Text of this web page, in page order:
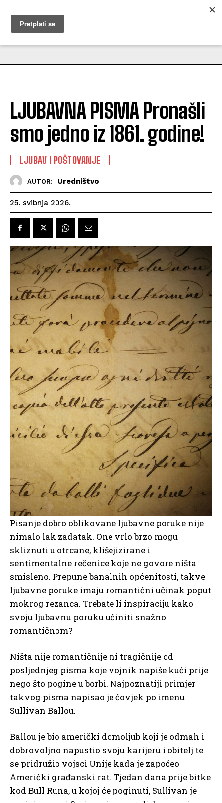
MUŽEVNI BUDITE
LJUBAVNA PISMA Pronašli
smo jedno iz 1861. godine!
LJUBAV I POŠTOVANJE
AUTOR: Uredništvo
25. svibnja 2026.
Pisanje dobro oblikovane ljubavne poruke nije
nimalo lak zadatak. One vrlo brzo mogu
skliznuti u otrcane, klišejizirane i
sentimentalne rečenice koje ne govore ništa
smisleno. Prepune banalnih općenitosti, takve
ljubavne poruke imaju romantični učinak poput
mokrog rezanca. Trebate li inspiraciju kako
svoju ljubavnu poruku učiniti snažno
romantičnom?
Ništa nije romantičnije ni tragičnije od
posljednjeg pisma koje vojnik napiše kući prije
nego što pogine u borbi. Najpoznatiji primjer
takvog pisma napisao je čovjek po imenu
Sullivan Ballou.
Ballou je bio američki domoljub koji je odmah i
dobrovoljno napustio svoju karijeru i obitelj te
se pridružio vojsci Unije kada je započeo
Američki građanski rat. Tjedan dana prije bitke
kod Bull Runa, u kojoj će poginuti, Sullivan je